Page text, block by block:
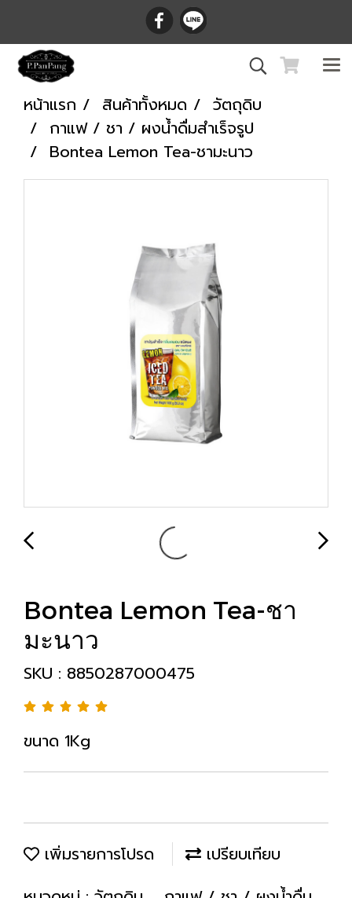
หน้าแรก สินค้าทั้งหมด
วัตถุดิบ
กาแฟ / ชา / ผงน้ำดื่มสำเร็จรูป
Bontea Lemon Tea-ชามะนาว
Bontea Lemon Tea-ชา
มะนาว
SKU : 8850287000475
ขนาด 1Kg
เพิ่มรายการโปรด
เปรียบเทียบ